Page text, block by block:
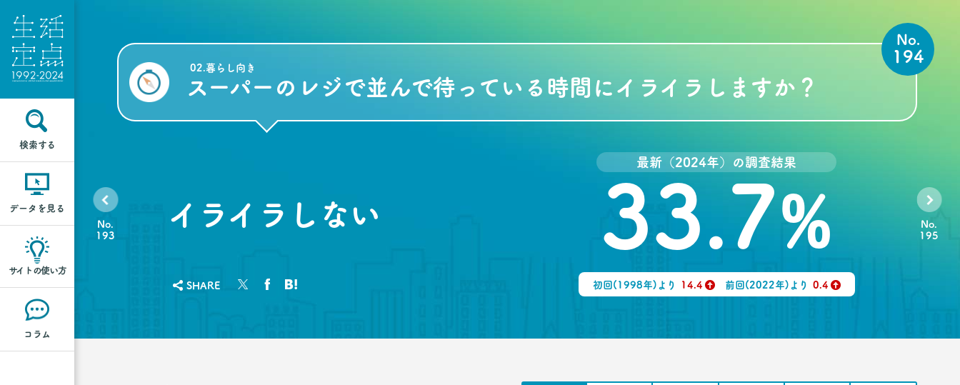
検索する
データを見る
サイトの使い方
コラム
02.暮らし向き
スーパーのレジで並んで待っている時間にイライラしますか？
No.
194
イライラしない
最新（2024年）の調査結果
33.7%
初回(1998年)より
14.4
↑
前回(2022年)より
0.4
↑
SHARE
No.
193
No.
195